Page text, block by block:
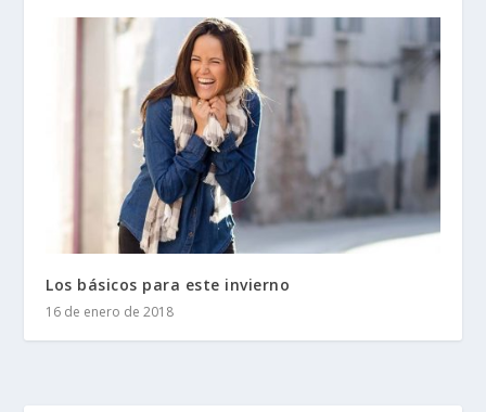
Los básicos para este invierno
16 de enero de 2018